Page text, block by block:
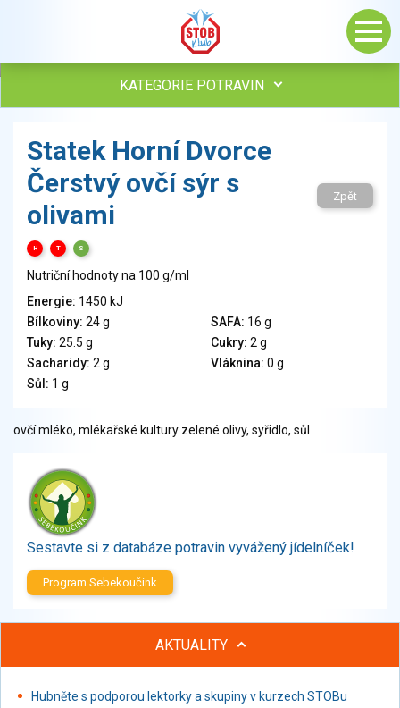
KATEGORIE POTRAVIN
Vejce
Mléko
Mléčné výrobky
Sýry
Veganské a vegetariánské výrobky
Tuky
Obiloviny, mouka, cereální výrobky
Chléb, pečivo, křehké chleby, pufované výrobky
Přílohy
Ovoce
Ořechy, semena
Brambory, luštěniny, houby
Zmrzliny
Ochucovadla, přísady, sladidla
Sušené směsi
Polotovary, hotové pokrmy
Proteinové výrobky, doplňky stravy
Nápoje nealkoholické
Nápoje alkoholické
Restaurace, jídelny, hotová jídla
Fastfood
Studená kuchyně, lahůdkářské výrobky
Statek Horní Dvorce
Čerstvý ovčí sýr s
olivami
H T S
Zpět
Nutriční hodnoty na 100 g/ml
Energie: 1450 kJ
Bílkoviny: 24 g SAFA: 16 g
Tuky: 25.5 g Cukry: 2 g
Sacharidy: 2 g Vláknina: 0 g
Sůl: 1 g
ovčí mléko, mlékařské kultury zelené olivy, syřidlo, sůl
Sestavte si z databáze potravin vyvážený jídelníček!
Program Sebekoučink
AKTUALITY
Hubněte s podporou lektorky a skupiny v kurzech STOBu